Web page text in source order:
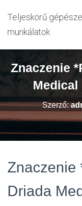
Teljeskörű
munkálatok
Znaczenie
Medical
Szerző:
Znaczenie
Driada